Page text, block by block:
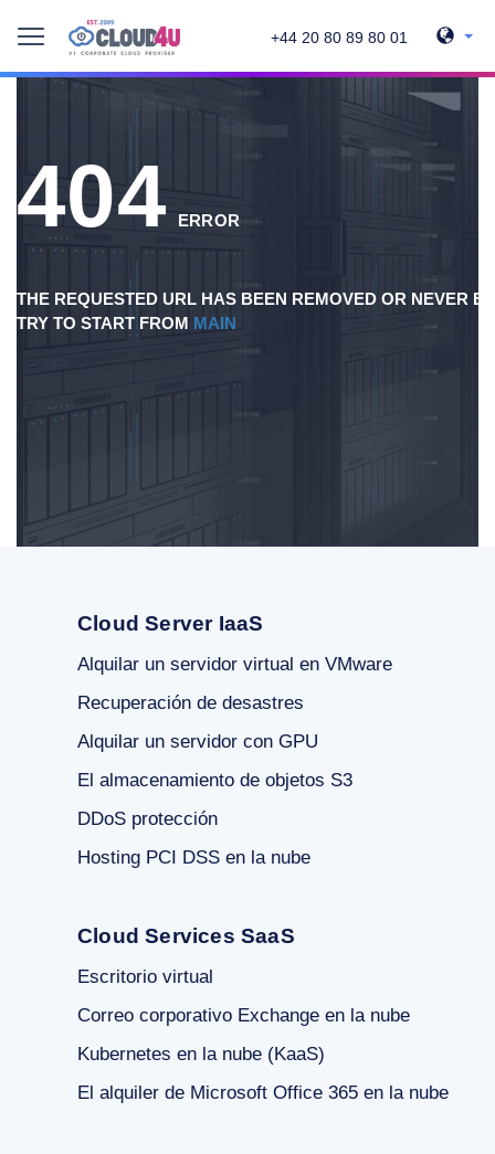
+44 20 80 89 80 01
404 ERROR
THE REQUESTED URL HAS BEEN REMOVED OR NEVER
TRY TO START FROM MAIN
Cloud Server IaaS
Alquilar un servidor virtual en VMware
Recuperación de desastres
Alquilar un servidor con GPU
El almacenamiento de objetos S3
DDoS protección
Hosting PCI DSS en la nube
Cloud Services SaaS
Escritorio virtual
Correo corporativo Exchange en la nube
Kubernetes en la nube (KaaS)
El alquiler de Microsoft Office 365 en la nube